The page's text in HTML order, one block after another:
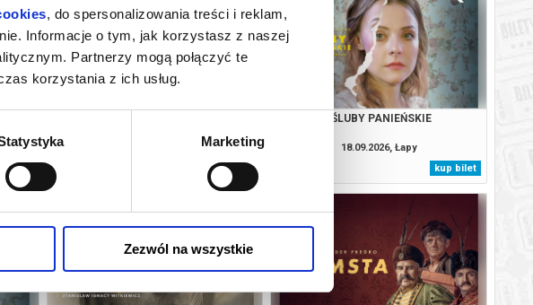
, do spersonalizowania treści i reklam,
Informacje o tym, jak korzystasz z naszej
Partnerzy mogą połączyć te
korzystania z ich usług.
Marketing
Zezwól na wszystkie
bilet
kup bilet
ŚLUBY PANIEŃSKIE
18.09.2026, Łapy
kup bilet